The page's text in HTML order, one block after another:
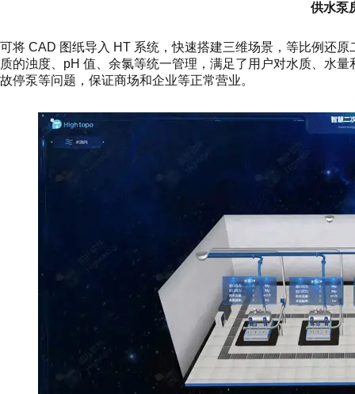
供水泵
可将 CAD 图纸导入 HT 系统，快速搭建三维场景，等比例还
质的浊度、pH 值、余氯等统一管理，满足了用户对水质、水
故停泵等问题，保证商场和企业等正常营业。